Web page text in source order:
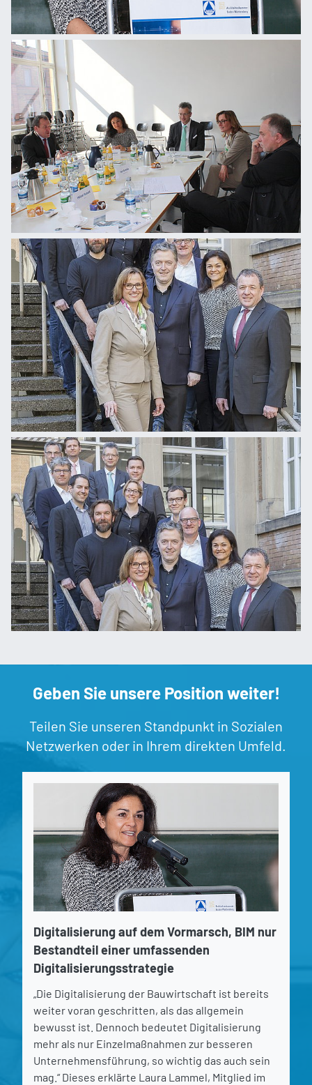
Geben Sie unsere Position weiter!
Teilen Sie unseren Standpunkt in Sozialen
Netzwerken oder in Ihrem direkten Umfeld.
Digitalisierung auf dem Vormarsch, BIM nur
Bestandteil einer umfassenden
Digitalisierungsstrategie
„Die Digitalisierung der Bauwirtschaft ist bereits
weiter voran geschritten, als das allgemein
bewusst ist. Dennoch bedeutet Digitalisierung
mehr als nur Einzelmaßnahmen zur besseren
Unternehmensführung, so wichtig das auch sein
mag.“ Dieses erklärte Laura Lammel, Mitglied im